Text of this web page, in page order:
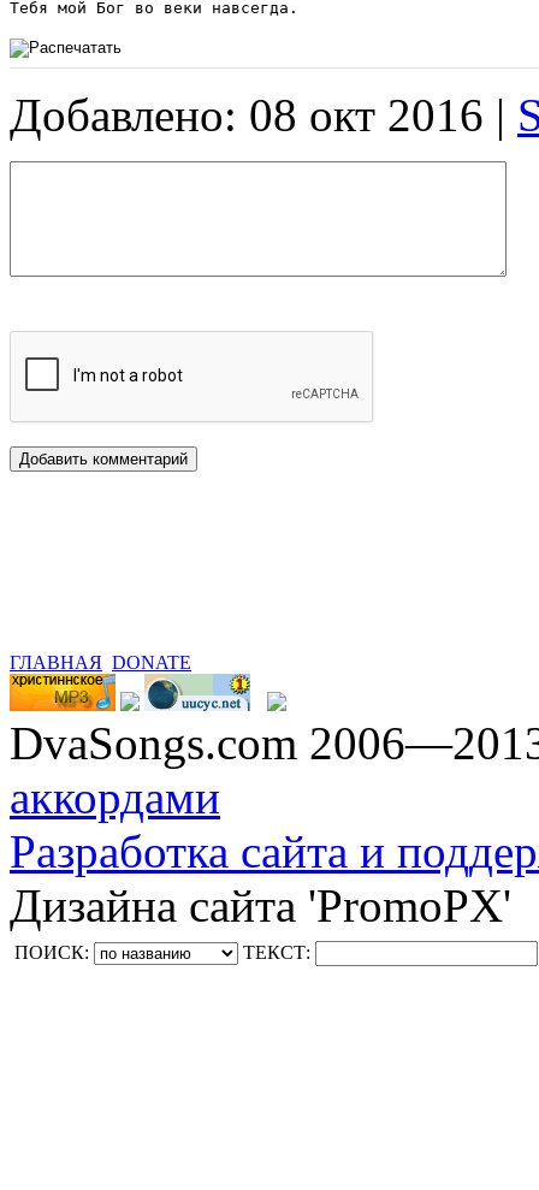
Добавлено: 08 окт 2016 |
ГЛАВНАЯ DONATE
DvaSongs.com
аккордами
Разработка сайта и
Дизайна сайта 'PromoPX'
ПОИСК: ТЕКСТ: